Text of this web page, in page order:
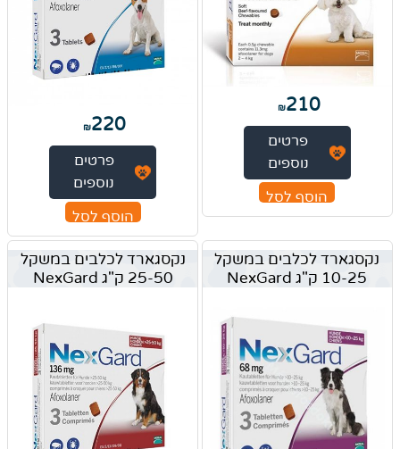
₪210
פרטים
נוספים
הוסף לסל
₪220
פרטים
נוספים
הוסף לסל
נקסגארד לכלבים במשקל
10-25 ק"ג NexGard
נקסגארד לכלבים במשקל
25-50 ק"ג NexGard